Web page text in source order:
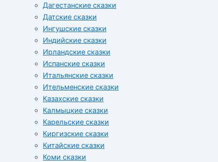
Дагестанские сказки
Датские сказки
Ингушские сказки
Индийские сказки
Ирландские сказки
Испанские сказки
Итальянские сказки
Ительменские сказки
Казахские сказки
Калмыцкие сказки
Карельские сказки
Киргизские сказки
Китайские сказки
Коми сказки